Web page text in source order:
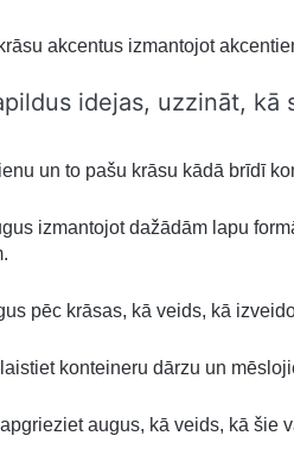
akcentus izmantojot
idejas, uzzināt,
un to pašu krāsu kādā brīdī
izmantojot dažādām lapu
pēc krāsas, kā veids, kā
konteineru dārzu un
augus, kā veids, kā šie